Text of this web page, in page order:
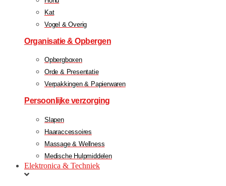
Kat
Vogel & Overig
Organisatie & Opbergen
Opbergboxen
Orde & Presentatie
Verpakkingen & Papierwaren
Persoonlijke verzorging
Slapen
Haaraccessoires
Massage & Wellness
Medische Hulpmiddelen
Elektronica & Techniek